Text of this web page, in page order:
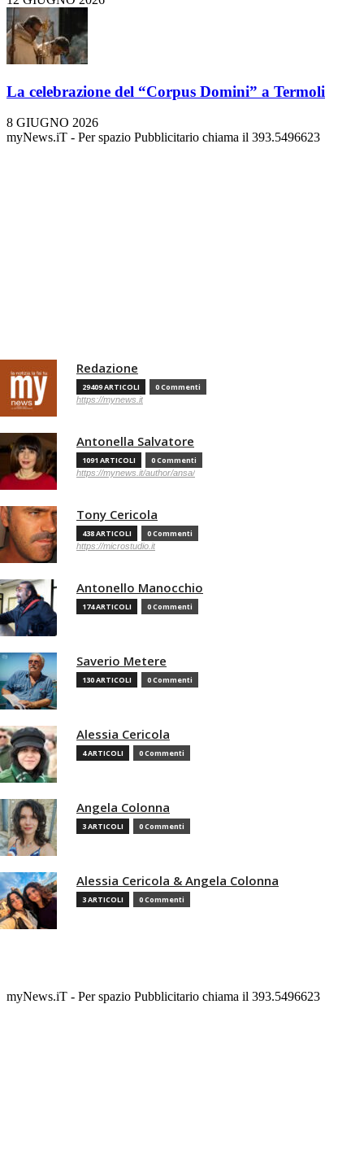
La celebrazione del “Corpus Domini” a Termoli
8 GIUGNO 2026
myNews.iT - Per spazio Pubblicitario chiama il 393.5496623
Redazione
29409 ARTICOLI 0 Commenti
https://mynews.it
Antonella Salvatore
1091 ARTICOLI 0 Commenti
https://mynews.it/author/ansa/
Tony Cericola
438 ARTICOLI 0 Commenti
https://microstudio.it
Antonello Manocchio
174 ARTICOLI 0 Commenti
Saverio Metere
130 ARTICOLI 0 Commenti
Alessia Cericola
4 ARTICOLI 0 Commenti
Angela Colonna
3 ARTICOLI 0 Commenti
Alessia Cericola & Angela Colonna
3 ARTICOLI 0 Commenti
myNews.iT - Per spazio Pubblicitario chiama il 393.5496623